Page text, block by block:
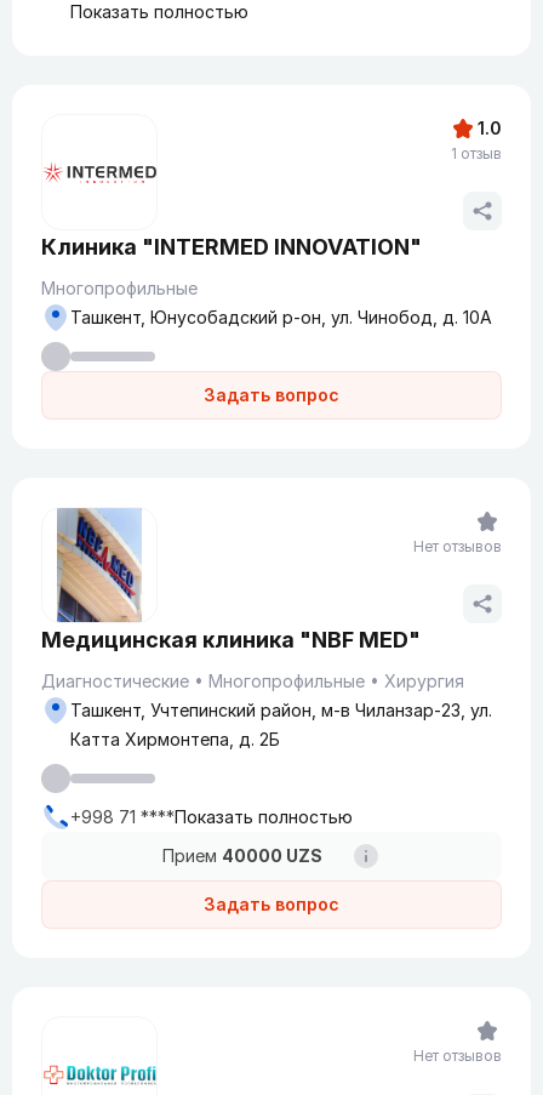
Показать полностью
Клиника "INTERMED INNOVATION"
Многопрофильные
Задать вопрос
Ташкент, Юнусобадский р-он, ул. Чинобод, д. 10А
1.0
1 отзыв
Медицинская клиника "NBF MED"
Диагностические Многопрофильные Хирургия
Прием 40000 UZS
Задать вопрос
Ташкент, Учтепинский район, м-в Чиланзар-23, ул.
Катта Хирмонтепа, д. 2Б
+998 71 ****Показать полностью
Нет отзывов
Нет отзывов